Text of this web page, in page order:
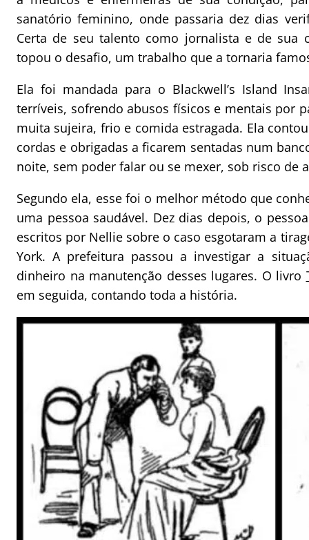
sanatório feminino, onde passaria dez dias
Certa de seu talento como jornalista e de sua
topou o desafio, um trabalho que a tornaria
Ela foi mandada para o Blackwell’s Island
terríveis, sofrendo abusos físicos e mentais por
muita sujeira, frio e comida estragada. Ela
cordas e obrigadas a ficarem sentadas num
noite, sem poder falar ou se mexer, sob risco de
Segundo ela, esse foi o melhor método que
uma pessoa saudável. Dez dias depois, o
escritos por Nellie sobre o caso esgotaram a
York. A prefeitura passou a investigar a
dinheiro na manutenção desses lugares. O livro
em seguida, contando toda a história.